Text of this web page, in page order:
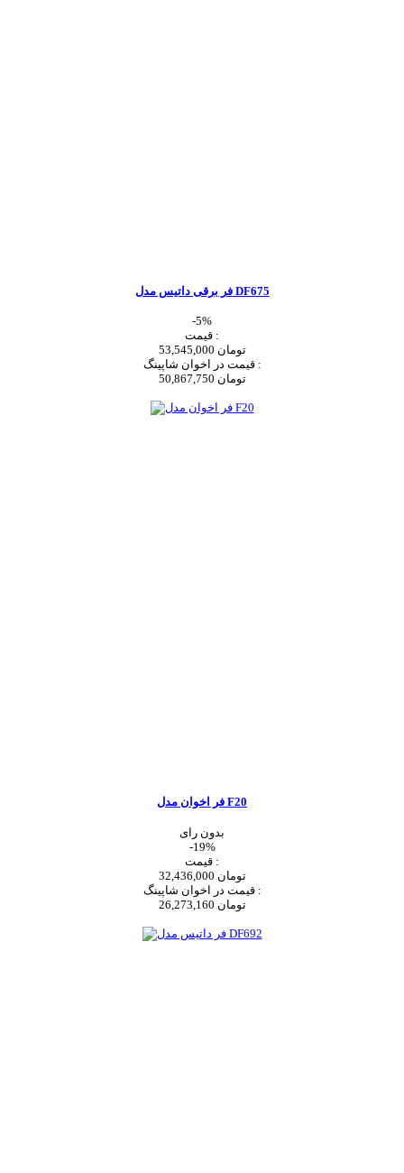
فر برقی داتیس مدل DF675
-5%
قیمت :
53,545,000 تومان
قیمت در اخوان شاپینگ :
50,867,750 تومان
فر اخوان مدل F20
بدون رای
-19%
قیمت :
32,436,000 تومان
قیمت در اخوان شاپینگ :
26,273,160 تومان